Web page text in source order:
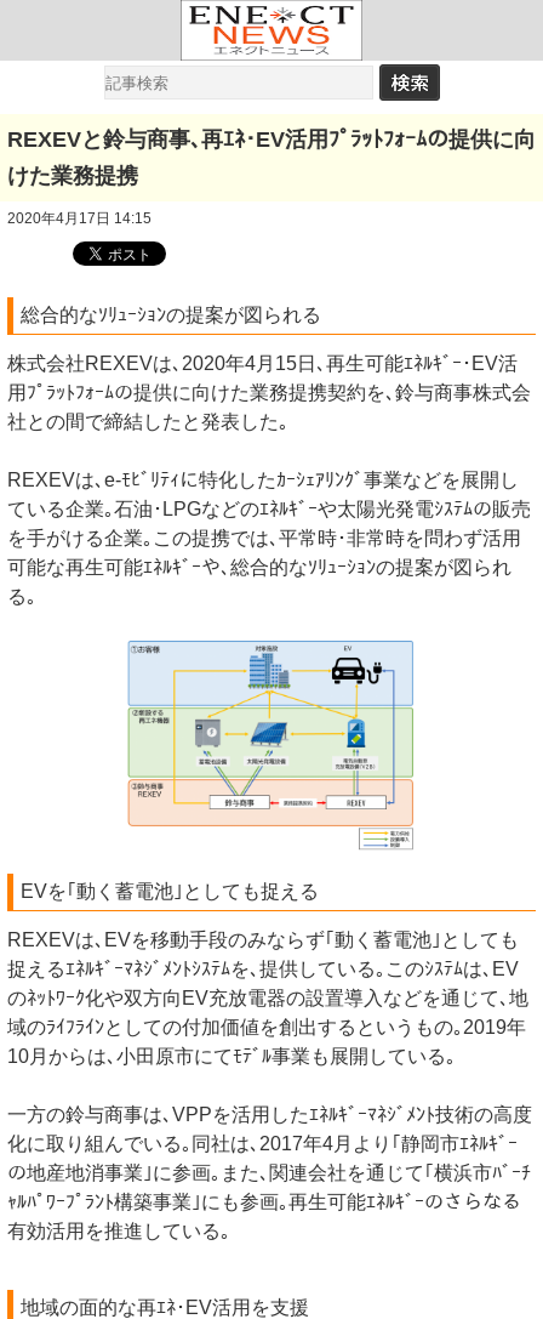
REXEVと鈴与商事､再ｴﾈ･EV活用ﾌﾟﾗｯﾄﾌｫｰﾑの提供に向
けた業務提携
2020年4月17日 14:15
総合的なｿﾘｭｰｼｮﾝの提案が図られる
株式会社REXEVは､2020年4月15日､再生可能ｴﾈﾙｷﾞｰ･EV活
用ﾌﾟﾗｯﾄﾌｫｰﾑの提供に向けた業務提携契約を､鈴与商事株式会
社との間で締結したと発表した｡
REXEVは､e-ﾓﾋﾞﾘﾃｨに特化したｶｰｼｪｱﾘﾝｸﾞ事業などを展開し
ている企業｡石油･LPGなどのｴﾈﾙｷﾞｰや太陽光発電ｼｽﾃﾑの販売
を手がける企業｡この提携では､平常時･非常時を問わず活用
可能な再生可能ｴﾈﾙｷﾞｰや､総合的なｿﾘｭｰｼｮﾝの提案が図られ
る｡
EVを｢動く蓄電池｣としても捉える
REXEVは､EVを移動手段のみならず｢動く蓄電池｣としても
捉えるｴﾈﾙｷﾞｰﾏﾈｼﾞﾒﾝﾄｼｽﾃﾑを､提供している｡このｼｽﾃﾑは､EV
のﾈｯﾄﾜｰｸ化や双方向EV充放電器の設置導入などを通じて､地
域のﾗｲﾌﾗｲﾝとしての付加価値を創出するというもの｡2019年
10月からは､小田原市にてﾓﾃﾞﾙ事業も展開している｡
一方の鈴与商事は､VPPを活用したｴﾈﾙｷﾞｰﾏﾈｼﾞﾒﾝﾄ技術の高度
化に取り組んでいる｡同社は､2017年4月より｢静岡市ｴﾈﾙｷﾞｰ
の地産地消事業｣に参画｡また､関連会社を通じて｢横浜市ﾊﾞｰﾁ
ｬﾙﾊﾟﾜｰﾌﾟﾗﾝﾄ構築事業｣にも参画｡再生可能ｴﾈﾙｷﾞｰのさらなる
有効活用を推進している｡
地域の面的な再ｴﾈ･EV活用を支援